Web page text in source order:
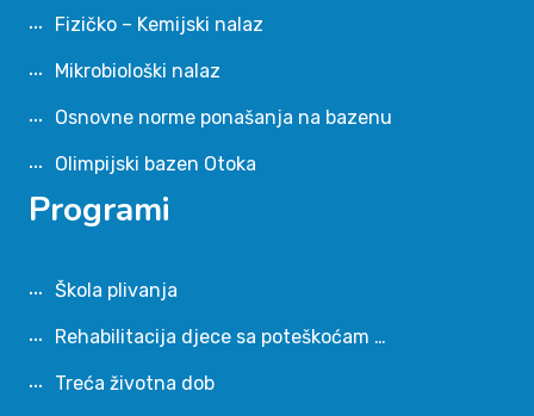
Fizičko – Kemijski nalaz
Mikrobiološki nalaz
Osnovne norme ponašanja na bazenu
Olimpijski bazen Otoka
Programi
Škola plivanja
Rehabilitacija djece sa poteškoćam …
Treća životna dob